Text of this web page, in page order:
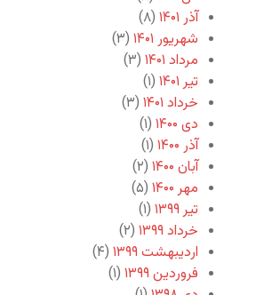
آذر ۱۴۰۱
(۸)
شهریور ۱۴۰۱
(۳)
مرداد ۱۴۰۱
(۳)
تیر ۱۴۰۱
(۱)
خرداد ۱۴۰۱
(۳)
دی ۱۴۰۰
(۱)
آذر ۱۴۰۰
(۱)
آبان ۱۴۰۰
(۲)
مهر ۱۴۰۰
(۵)
تیر ۱۳۹۹
(۱)
خرداد ۱۳۹۹
(۲)
اردیبهشت ۱۳۹۹
(۴)
فروردین ۱۳۹۹
(۱)